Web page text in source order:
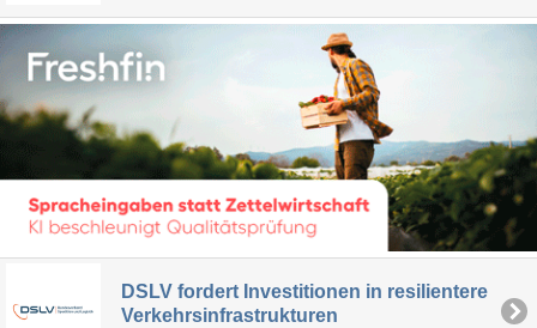
DSLV fordert Investitionen in resilientere
Verkehrsinfrastrukturen